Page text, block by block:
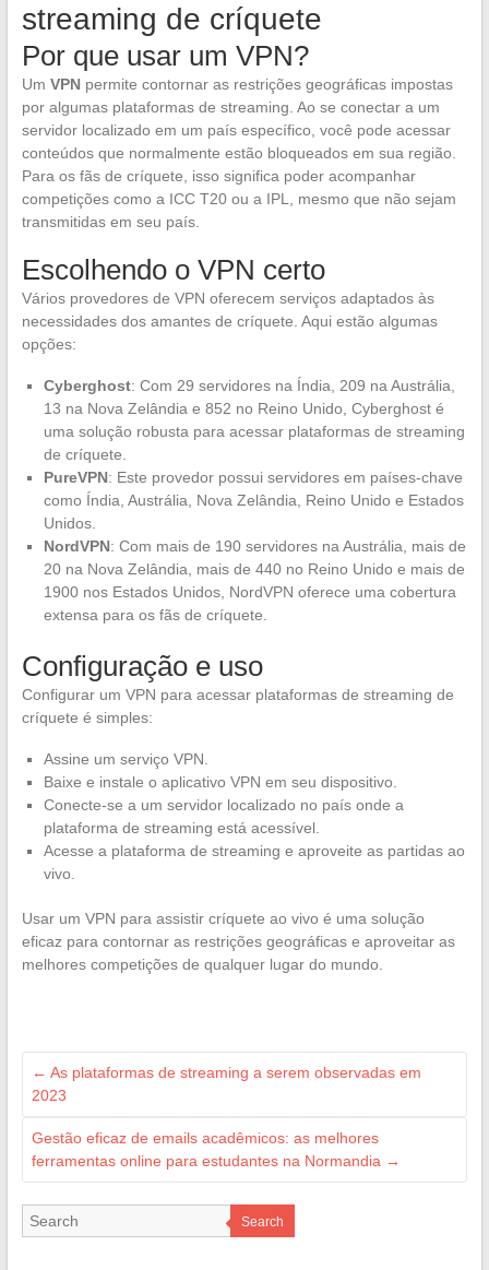
streaming de críquete
Por que usar um VPN?
Um VPNpermite contornar as restrições geográficas impostas
por algumas plataformas de streaming. Ao se conectar a um
servidor localizado em um país específico, você pode acessar
conteúdos que normalmente estão bloqueados em sua região.
Para os fãs de críquete, isso significa poder acompanhar
competições como a ICC T20 ou a IPL, mesmo que não sejam
transmitidas em seu país.
Escolhendo o VPN certo
Vários provedores de VPN oferecem serviços adaptados às
necessidades dos amantes de críquete. Aqui estão algumas
opções:
Cyberghost: Com 29 servidores na Índia, 209 na Austrália,
13 na Nova Zelândia e 852 no Reino Unido, Cyberghost é
uma solução robusta para acessar plataformas de streaming
de críquete.
PureVPN: Este provedor possui servidores em países-chave
como Índia, Austrália, Nova Zelândia, Reino Unido e Estados
Unidos.
NordVPN: Com mais de 190 servidores na Austrália, mais de
20 na Nova Zelândia, mais de 440 no Reino Unido e mais de
1900 nos Estados Unidos, NordVPN oferece uma cobertura
extensa para os fãs de críquete.
Configuração e uso
Configurar um VPN para acessar plataformas de streaming de
críquete é simples:
Assine um serviço VPN.
Baixe e instale o aplicativo VPN em seu dispositivo.
Conecte-se a um servidor localizado no país onde a
plataforma de streaming está acessível.
Acesse a plataforma de streaming e aproveite as partidas ao
vivo.
Usar um VPN para assistir críquete ao vivo é uma solução
eficaz para contornar as restrições geográficas e aproveitar as
melhores competições de qualquer lugar do mundo.
← As plataformas de streaming a serem observadas em
2023
Gestão eficaz de emails acadêmicos: as melhores
ferramentas online para estudantes na Normandia →
Search